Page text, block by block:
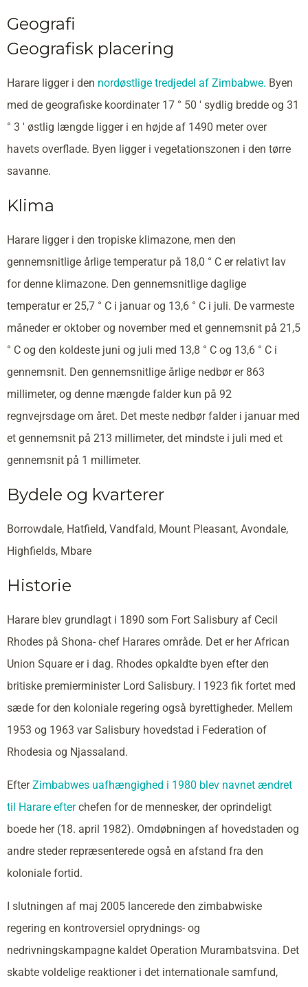
Geografi
Geografisk placering
Harare ligger i den nordøstlige tredjedel af Zimbabwe. Byen
med de geografiske koordinater 17 ° 50 ′ sydlig bredde og 31
° 3 ′ østlig længde ligger i en højde af 1490 meter over
havets overflade. Byen ligger i vegetationszonen i den tørre
savanne.
Klima
Harare ligger i den tropiske klimazone, men den
gennemsnitlige årlige temperatur på 18,0 ° C er relativt lav
for denne klimazone. Den gennemsnitlige daglige
temperatur er 25,7 ° C i januar og 13,6 ° C i juli. De varmeste
måneder er oktober og november med et gennemsnit på 21,5
° C og den koldeste juni og juli med 13,8 ° C og 13,6 ° C i
gennemsnit. Den gennemsnitlige årlige nedbør er 863
millimeter, og denne mængde falder kun på 92
regnvejrsdage om året. Det meste nedbør falder i januar med
et gennemsnit på 213 millimeter, det mindste i juli med et
gennemsnit på 1 millimeter.
Bydele og kvarterer
Borrowdale, Hatfield, Vandfald, Mount Pleasant, Avondale,
Highfields, Mbare
Historie
Harare blev grundlagt i 1890 som Fort Salisbury af Cecil
Rhodes på Shona- chef Harares område. Det er her African
Union Square er i dag. Rhodes opkaldte byen efter den
britiske premierminister Lord Salisbury. I 1923 fik fortet med
sæde for den koloniale regering også byrettigheder. Mellem
1953 og 1963 var Salisbury hovedstad i Federation of
Rhodesia og Njassaland.
EfterZimbabwes uafhængighed i 1980 blev navnet ændret
til Harare efterchefen for de mennesker, der oprindeligt
boede her (18. april 1982). Omdøbningen af hovedstaden og
andre steder repræsenterede også en afstand fra den
koloniale fortid.
I slutningen af maj 2005 lancerede den zimbabwiske
regering en kontroversiel oprydnings- og
nedrivningskampagne kaldet Operation Murambatsvina. Det
skabte voldelige reaktioner i det internationale samfund,